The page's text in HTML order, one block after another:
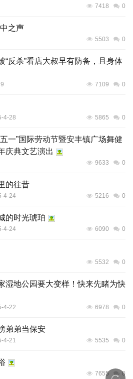
7418 0
之声
5503 0
“反杀”看店大叔早有防备，且身体
7109 0
4-28 5865 0
一”国际劳动节暨安丰镇广场舞健
庆典文艺演出
9633 0
的往昔
4-24 5216 0
的时光琥珀
4-24 6090 0
5532 0
湿地公园要大变样！快来先睹为快
4-22 6978 0
弟弟当保安
4-21 5535 0
7655 0